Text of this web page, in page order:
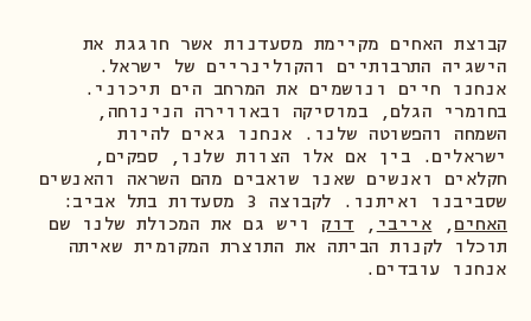
קבוצת האחים מקיימת מסעדנות אשר חוגגת את
הישגיה התרבותיים והקולינריים של ישראל.
אנחנו חיים ונושמים את המרחב הים תיכוני.
בחומרי הגלם, במוסיקה ובאווירה הנינוחה,
השמחה והפשוטה שלנו. אנחנו גאים להיות
ישראלים. בין אם אלו הצוות שלנו, ספקים,
חקלאים ואנשים שאנו שואבים מהם השראה והאנשים
שסביבנו ואיתנו. לקבוצה 3 מסעדות בתל אביב:
האחים
אייבי דוק ויש גם את המכולת שלנו שם
תוכלו לקנות הביתה את התוצרת המקומית שאיתה
אנחנו עובדים.